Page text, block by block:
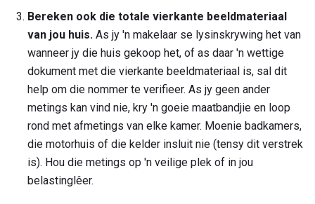
Bereken ook die totale vierkante beeldmateriaal
van jou huis. As jy 'n makelaar se lysinskrywing het van
wanneer jy die huis gekoop het, of as daar 'n wettige
dokument met die vierkante beeldmateriaal is, sal dit
help om die nommer te verifieer. As jy geen ander
metings kan vind nie, kry 'n goeie maatbandjie en loop
rond met afmetings van elke kamer. Moenie badkamers,
die motorhuis of die kelder insluit nie (tensy dit verstrek
is). Hou die metings op 'n veilige plek of in jou
belastinglêer.